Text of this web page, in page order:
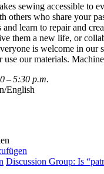
sewing accessible to
others who share your
and learn to repair and
them a new life, or
is welcome in our
our materials.
– 5:30 p.m.
English
Discussion Group: Is